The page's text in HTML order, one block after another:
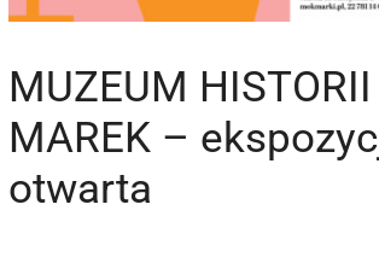
MUZEUM HISTORII
MAREK –
otwarta